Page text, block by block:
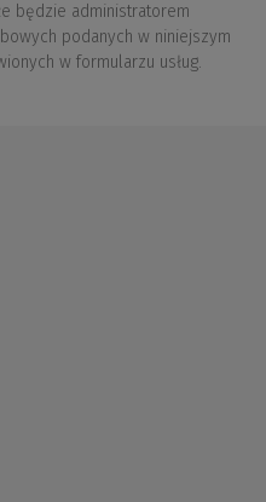
będzie administratorem
podanych w niniejszym
w formularzu usług.